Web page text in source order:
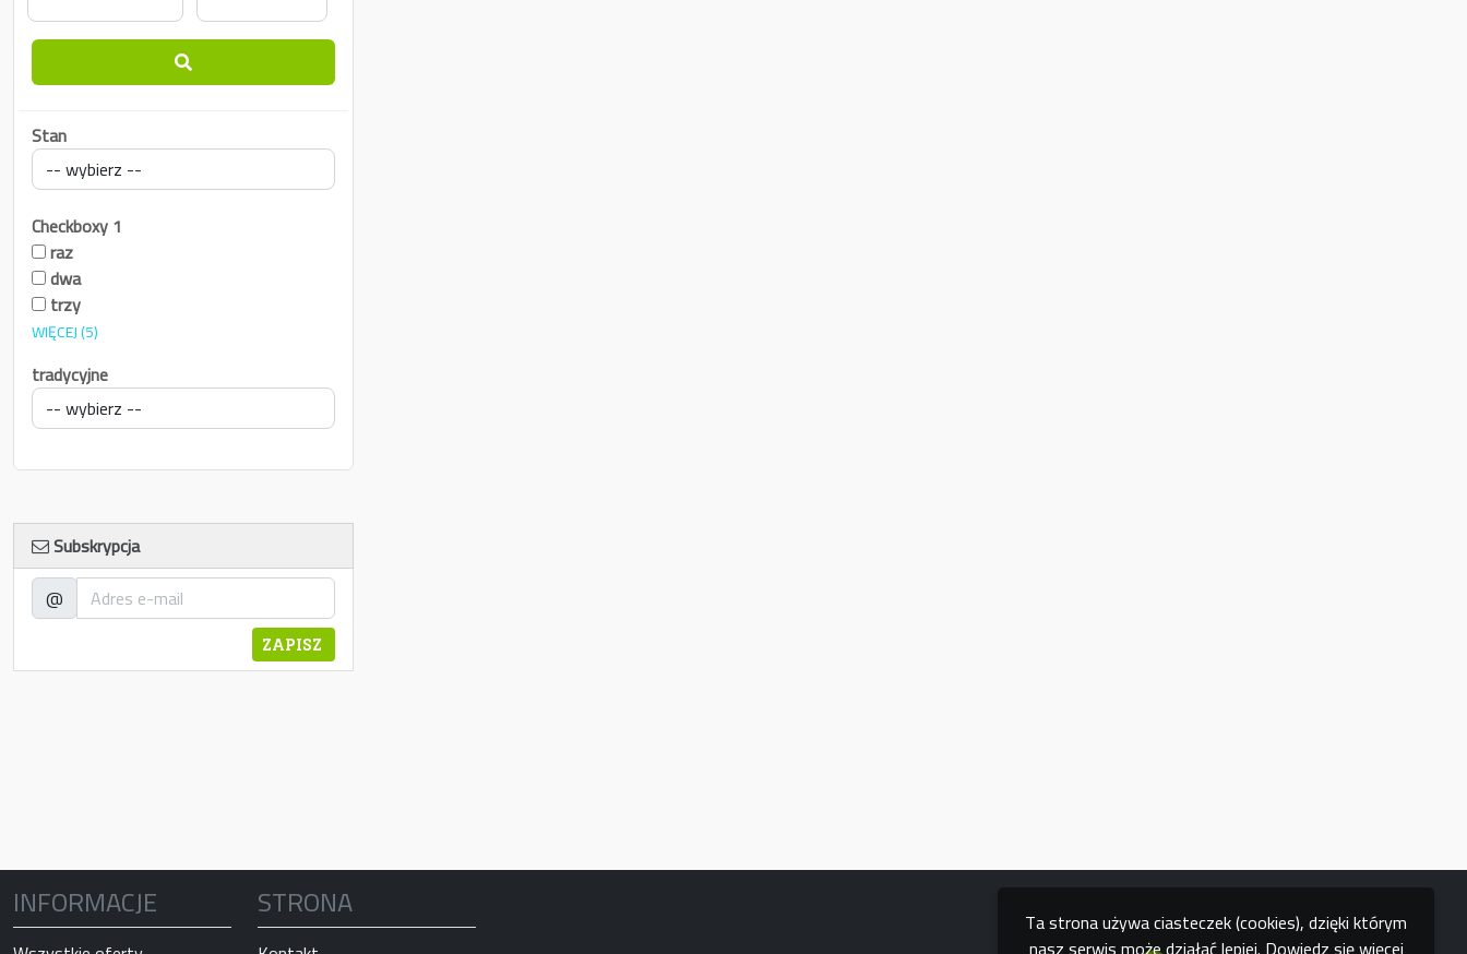
Stan
Checkboxy 1
raz
dwa
trzy
WIĘCEJ(5)
tradycyjne
Subskrypcja
@
ZAPISZ
INFORMACJE STRONA
Ta strona używa ciasteczek (cookies), dzięki którym